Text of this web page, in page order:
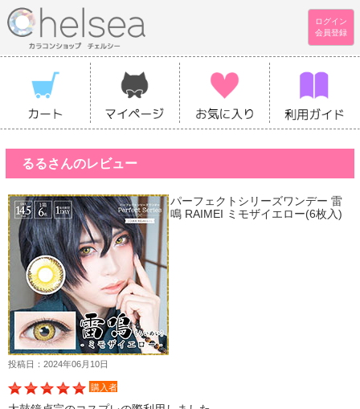
ログイン
会員登録
るるさんのレビュー
パーフェクトシリーズワンデー 雷
鳴 RAIMEI ミモザイエロー(6枚入)
投稿日：2024年06月10日
購入者